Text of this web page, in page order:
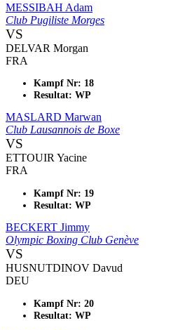
MESSIBAH Adam
Club Pugiliste Morges
VS
DELVAR Morgan
FRA
Kampf Nr: 18
Resultat: WP
MASLARD Marwan
Club Lausannois de Boxe
VS
ETTOUIR Yacine
FRA
Kampf Nr: 19
Resultat: WP
BECKERT Jimmy
Olympic Boxing Club Genève
VS
HUSNUTDINOV Davud
DEU
Kampf Nr: 20
Resultat: WP